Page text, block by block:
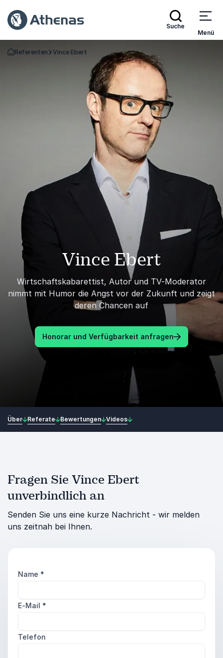
Suche
Menü
Zurück zur Startseite
Referenten Vince Ebert
Vince Ebert
Wirtschaftskabarettist, Autor und TV-Moderator
nimmt mit Humor die Angst vor der Zukunft und zeigt
deren Chancen auf
Honorar und Verfügbarkeit anfragen
Über Referate Bewertungen Videos
Fragen Sie Vince Ebert
unverbindlich an
Senden Sie uns eine kurze Nachricht - wir melden
uns zeitnah bei Ihnen.
Name *
E-Mail *
Telefon